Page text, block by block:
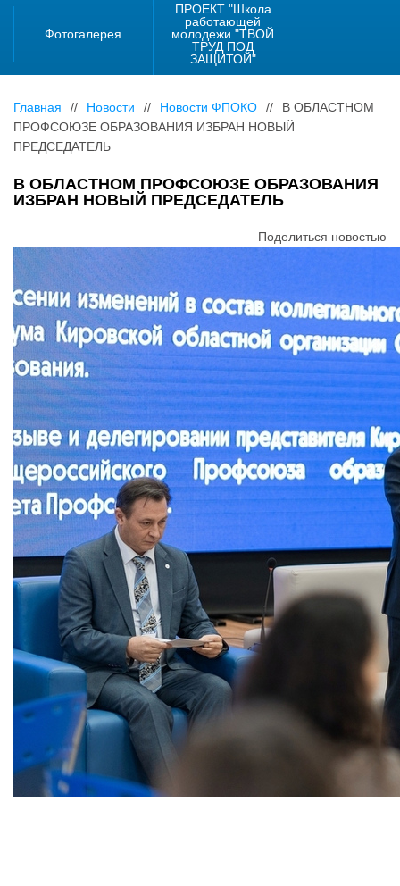
Фотогалерея
ПРОЕКТ "Школа
работающей
молодежи "ТВОЙ
ТРУД ПОД
ЗАЩИТОЙ"
Главная // Новости // Новости ФПОКО //
В ОБЛАСТНОМ
ПРОФСОЮЗЕ ОБРАЗОВАНИЯ ИЗБРАН НОВЫЙ
ПРЕДСЕДАТЕЛЬ
В ОБЛАСТНОМ ПРОФСОЮЗЕ ОБРАЗОВАНИЯ
ИЗБРАН НОВЫЙ ПРЕДСЕДАТЕЛЬ
Поделиться новостью